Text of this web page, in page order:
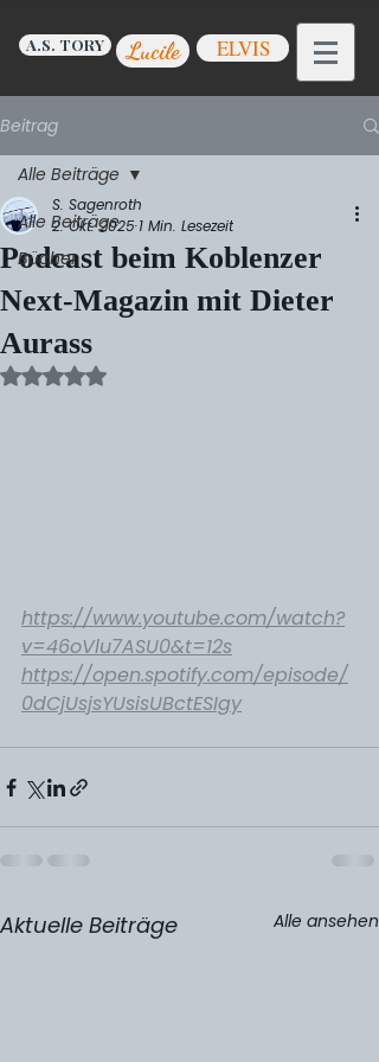
A.S. TORY Lucile ELVIS
Beitrag
Alle Beiträge
Bücher
Alle Beiträge
Podcast beim Koblenzer
Next-Magazin mit Dieter
Aurass
S. Sagenroth
2. Okt. 2025 1 Min. Lesezeit
Mit NaN von 5 Sternen bewertet.
https://www.youtube.com/watch?
v=46oVlu7ASU0&t=12s
https://open.spotify.com/episode/
0dCjUsjsYUsisUBctESIgy
Aktuelle Beiträge Alle ansehen